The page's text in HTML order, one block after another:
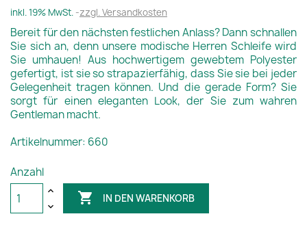
inkl. 19% MwSt. zzgl. Versandkosten
Bereit für den nächsten festlichen Anlass? Dann schnallen
Sie sich an, denn unsere modische Herren Schleife wird
Sie umhauen! Aus hochwertigem gewebtem Polyester
gefertigt, ist sie so strapazierfähig, dass Sie sie bei jeder
Gelegenheit tragen können. Und die gerade Form? Sie
sorgt für einen eleganten Look, der Sie zum wahren
Gentleman macht.
Artikelnummer: 660
Anzahl
 IN DEN WARENKORB